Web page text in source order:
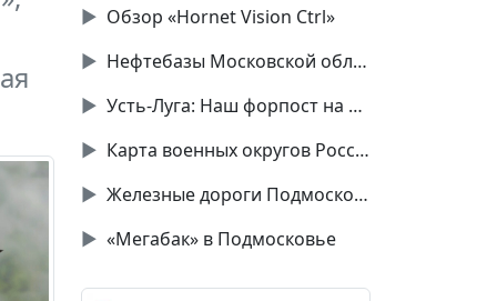
▶ Обзор «Hornet Vision Ctrl»
▶
Нефтебазы Московской области
▶
Усть-Луга: Наш форпост на Балтике
▶
Карта военных округов России
▶
Железные дороги Подмосковья
▶ «Мегабак» в Подмосковье